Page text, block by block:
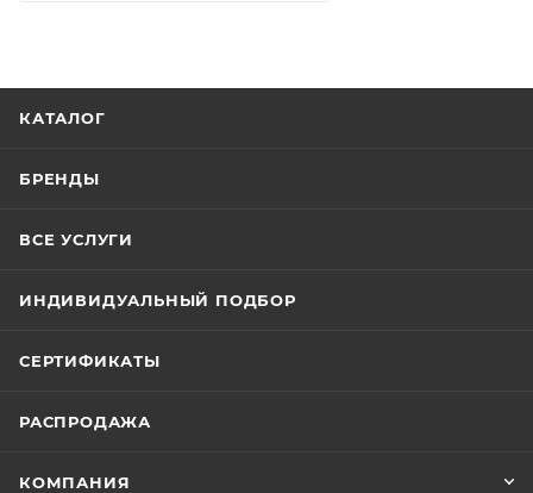
КАТАЛОГ
БРЕНДЫ
ВСЕ УСЛУГИ
ИНДИВИДУАЛЬНЫЙ ПОДБОР
СЕРТИФИКАТЫ
РАСПРОДАЖА
КОМПАНИЯ